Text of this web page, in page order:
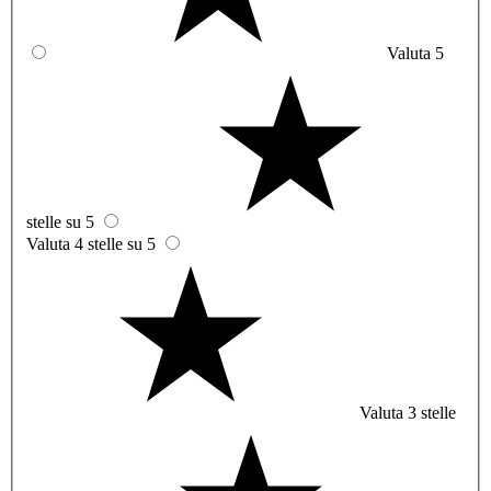
Valuta 5
stelle su 5
Valuta 4 stelle su 5
Valuta 3 stelle